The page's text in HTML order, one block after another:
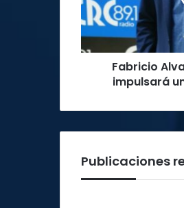
un
gobierno
bilingüe
Fabricio
impulsará
Publicaciones